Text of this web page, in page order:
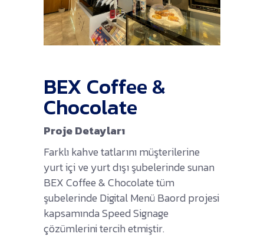
BEX Coffee &
Chocolate
Proje Detayları
Farklı kahve tatlarını müşterilerine
yurt içi ve yurt dışı şubelerinde sunan
BEX Coffee & Chocolate tüm
şubelerinde Digital Menü Baord projesi
kapsamında Speed Signage
çözümlerini tercih etmiştir.